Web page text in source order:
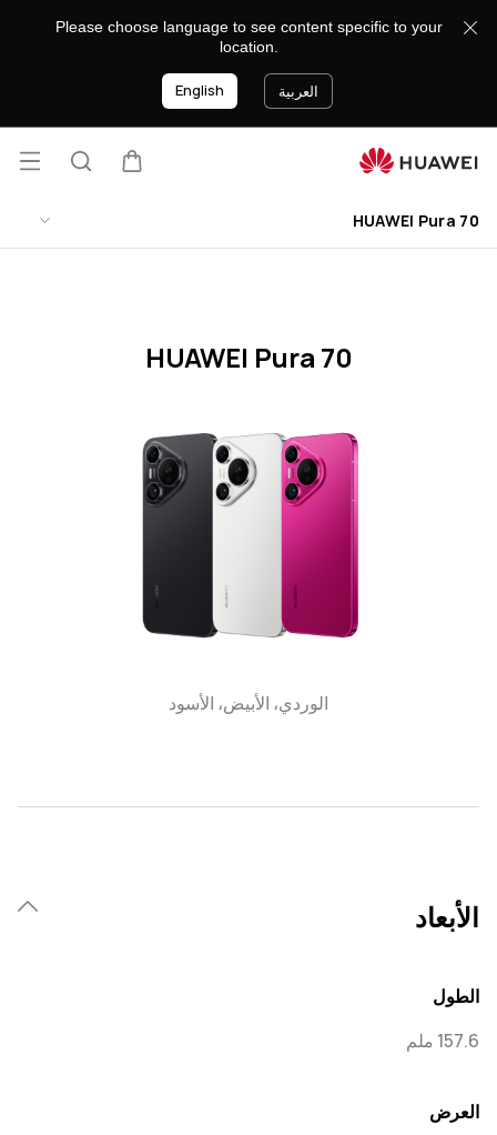
Pura
Please choose language to see content specific to your
location.
العربية English
فتح
HUAWEI Pura 70
HUAWEI Pura 70
الوردي، الأبيض، الأسود
الأبعاد
الطول
157.6 ملم
العرض